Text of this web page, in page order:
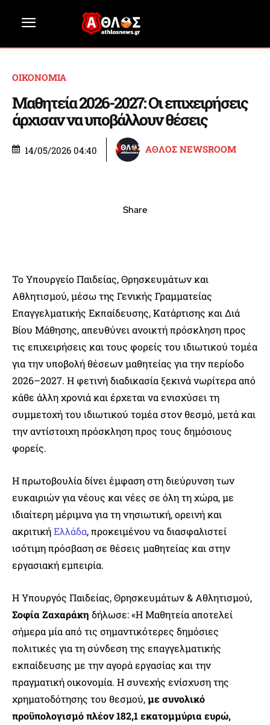
ΟΙΚΟΝΟΜΙΑ
Μαθητεία 2026-2027: Οι επιχειρήσεις
άρχισαν να υποβάλλουν θέσεις
14/05/2026 04:40 ΑΘΛΟΣ NEWSROOM
Share
Το Υπουργείο Παιδείας, Θρησκευμάτων και
Αθλητισμού, μέσω της Γενικής Γραμματείας
Επαγγελματικής Εκπαίδευσης, Κατάρτισης και Διά
Βίου Μάθησης, απευθύνει ανοικτή πρόσκληση προς
τις επιχειρήσεις και τους φορείς του ιδιωτικού τομέα
για την υποβολή θέσεων μαθητείας για την περίοδο
2026–2027. Η φετινή διαδικασία ξεκινά νωρίτερα από
κάθε άλλη χρονιά και έρχεται να ενισχύσει τη
συμμετοχή του ιδιωτικού τομέα στον θεσμό, μετά και
την αντίστοιχη πρόσκληση προς τους δημόσιους
φορείς.
Η πρωτοβουλία δίνει έμφαση στη διεύρυνση των
ευκαιριών για νέους και νέες σε όλη τη χώρα, με
ιδιαίτερη μέριμνα για τη νησιωτική, ορεινή και
ακριτικήΕλλάδα, προκειμένου να διασφαλιστεί
ισότιμη πρόσβαση σε θέσεις μαθητείας και στην
εργασιακή εμπειρία.
Η Υπουργός Παιδείας, Θρησκευμάτων & Αθλητισμού,
Σοφία Ζαχαράκη δήλωσε: «Η Μαθητεία αποτελεί
σήμερα μία από τις σημαντικότερες δημόσιες
πολιτικές για τη σύνδεση της επαγγελματικής
εκπαίδευσης με την αγορά εργασίας και την
πραγματική οικονομία. Η συνεχής ενίσχυση της
χρηματοδότησης του θεσμού,με συνολικό
προϋπολογισμό πλέον 182,1 εκατομμύρια ευρώ,